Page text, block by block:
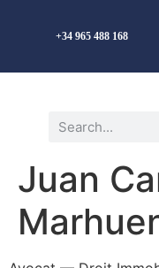
+34 965 488 168
Juan